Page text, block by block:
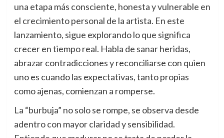
una etapa más consciente, honesta y vulnerable en
el crecimiento personal de la artista. En este
lanzamiento, sigue explorando lo que significa
crecer en tiempo real. Habla de sanar heridas,
abrazar contradicciones y reconciliarse con quien
uno es cuando las expectativas, tanto propias
como ajenas, comienzan a romperse.
La “burbuja” no solo se rompe, se observa desde
adentro con mayor claridad y sensibilidad.